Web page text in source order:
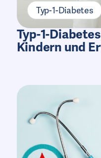
Typ-1-Diabetes
Typ-1-
Kindern und